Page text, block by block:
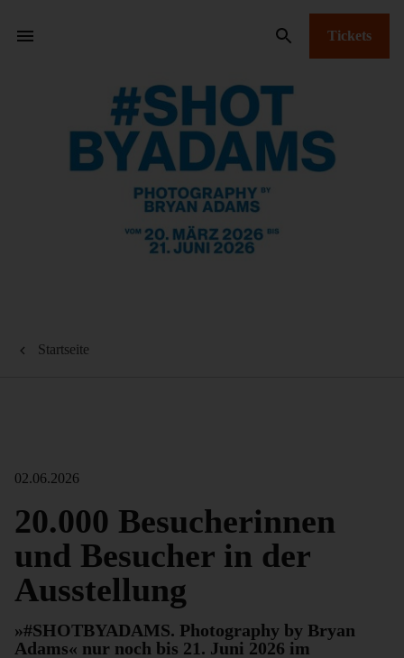
Tickets
Startseite
02.06.2026
20.000 Besucherinnen
und Besucher in der
Ausstellung
»#SHOTBYADAMS. Photography by Bryan
Adams« nur noch bis 21. Juni 2026 im